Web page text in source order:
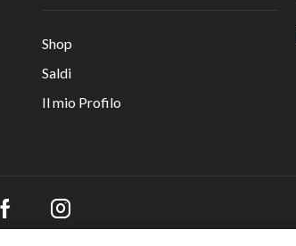
Shop
Saldi
Il mio Profilo